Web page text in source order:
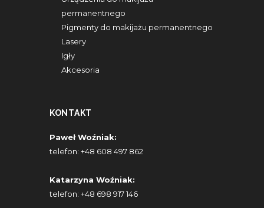
permanentnego
Pigmenty do makijażu permanentnego
Lasery
Igły
Akcesoria
KONTAKT
Paweł Woźniak:
telefon: +48 608 497 862
Katarzyna Woźniak:
telefon: +48 698 917 146